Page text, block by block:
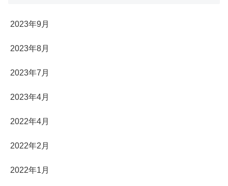
2023年9月
2023年8月
2023年7月
2023年4月
2022年4月
2022年2月
2022年1月